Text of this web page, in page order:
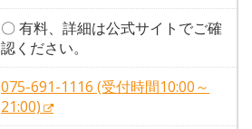
〇 有料、詳細は公式サイトでご確
認ください。
075-691-1116 (受付時間10:00～
21:00)